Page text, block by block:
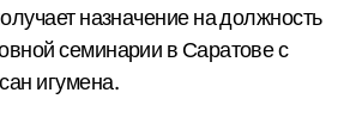
назначение на должность
семинарии в Саратове с
игумена.